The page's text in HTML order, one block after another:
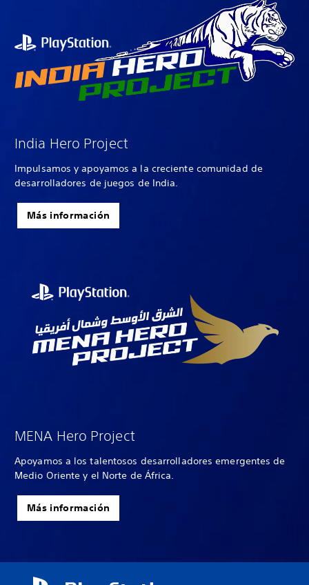
India Hero Project
Impulsamos y apoyamos a la creciente comunidad de
desarrolladores de juegos de India.
Más información
MENA Hero Project
Apoyamos a los talentosos desarrolladores emergentes de
Medio Oriente y el Norte de África.
Más información